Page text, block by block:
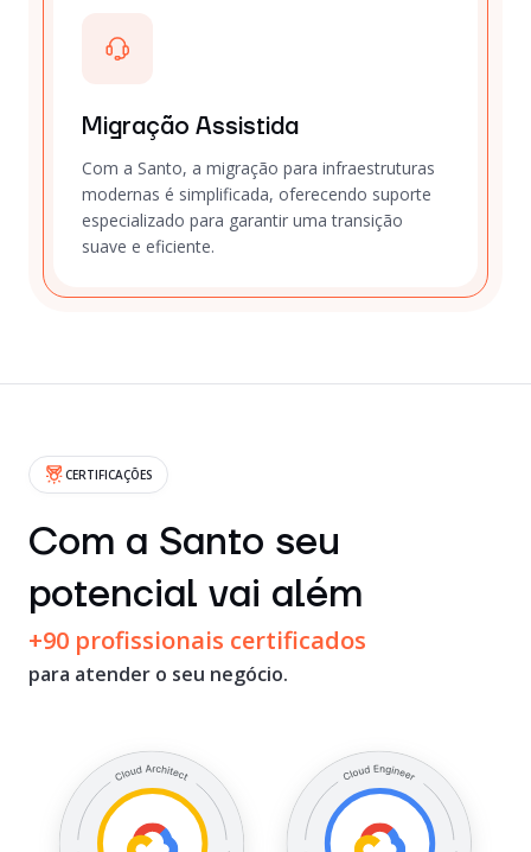
Migração Assistida
Com a Santo, a migração para infraestruturas
modernas é simplificada, oferecendo suporte
especializado para garantir uma transição
suave e eficiente.
CERTIFICAÇÕES
Com a Santo seu
potencial vai além
+90 profissionais certificados
para atender o seu negócio.